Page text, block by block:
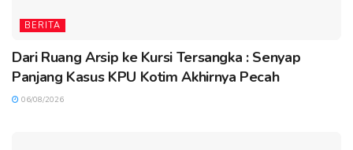
BERITA
Dari Ruang Arsip ke Kursi Tersangka : Senyap
Panjang Kasus KPU Kotim Akhirnya Pecah
06/08/2026